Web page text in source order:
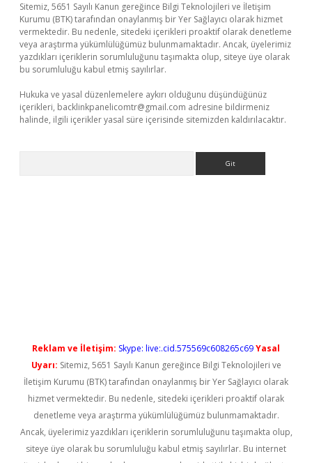
Sitemiz, 5651 Sayılı Kanun gereğince Bilgi Teknolojileri ve İletişim
Kurumu (BTK) tarafından onaylanmış bir Yer Sağlayıcı olarak hizmet
vermektedir. Bu nedenle, sitedeki içerikleri proaktif olarak denetleme
veya araştırma yükümlülüğümüz bulunmamaktadır. Ancak, üyelerimiz
yazdıkları içeriklerin sorumluluğunu taşımakta olup, siteye üye olarak
bu sorumluluğu kabul etmiş sayılırlar.
Hukuka ve yasal düzenlemelere aykırı olduğunu düşündüğünüz
içerikleri, backlinkpanelicomtr@gmail.com adresine bildirmeniz
halinde, ilgili içerikler yasal süre içerisinde sitemizden kaldırılacaktır.
Reklam ve İletişim: Skype: live:.cid.575569c608265c69Yasal
Uyarı: Sitemiz, 5651 Sayılı Kanun gereğince Bilgi Teknolojileri ve
İletişim Kurumu (BTK) tarafından onaylanmış bir Yer Sağlayıcı olarak
hizmet vermektedir. Bu nedenle, sitedeki içerikleri proaktif olarak
denetleme veya araştırma yükümlülüğümüz bulunmamaktadır.
Ancak, üyelerimiz yazdıkları içeriklerin sorumluluğunu taşımakta olup,
siteye üye olarak bu sorumluluğu kabul etmiş sayılırlar. Bu internet